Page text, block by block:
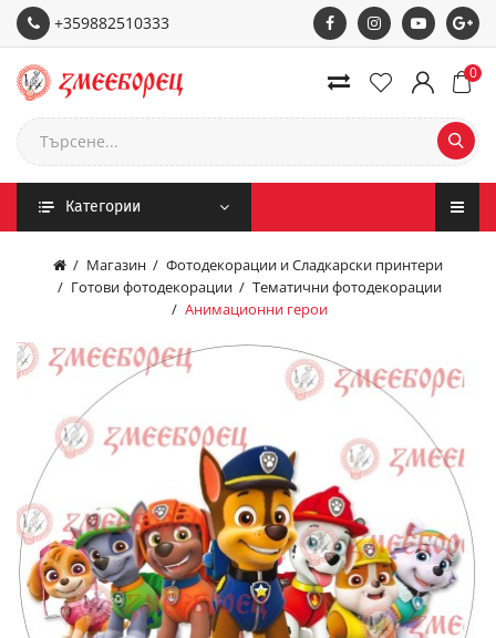
+359882510333
0
Категории
Магазин
Фотодекорации и Сладкарски принтери
Готови фотодекорации
Тематични фотодекорации
Анимационни герои